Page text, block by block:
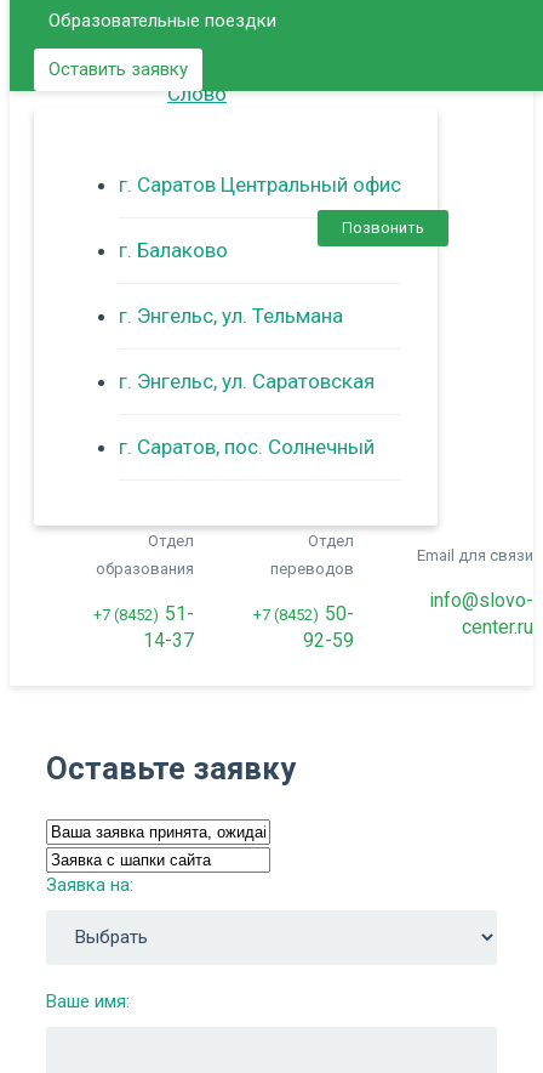
Позвонить
г. Саратов Центральный офис
г. Балаково
г. Энгельс, ул. Тельмана
г. Энгельс, ул. Саратовская
г. Саратов, пос. Солнечный
Отдел
образования
+7 (8452) 51-
14-37
Отдел
переводов
+7 (8452) 50-
92-59
Email для связи
info@slovo-
center.ru
Образовательные поездки
Оставить заявку
Оставьте заявку
Заявка на:
Ваше имя: